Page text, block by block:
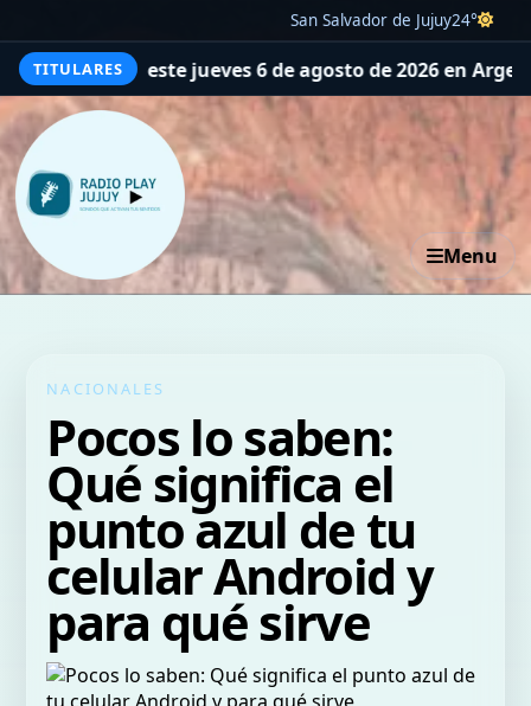
San Salvador de Jujuy24°
TITULARES
jueves 6 de agosto de 2026 en Argentina La
Menu
NACIONALES
Pocos lo saben:
Qué significa el
punto azul de tu
celular Android y
para qué sirve